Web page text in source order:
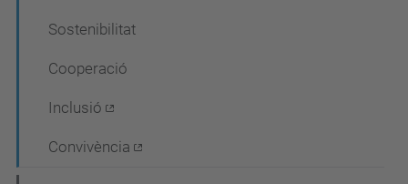
Sostenibilitat
Cooperació
Inclusió
Convivència